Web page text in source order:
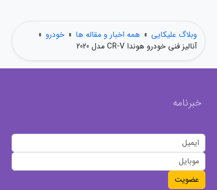
وبلاگ علیکایی » همه اخبار و مقاله ها » خودرو »
آنالیز فنی خودرو هوندا CR-V مدل 2020
خبرنامه
عضویت